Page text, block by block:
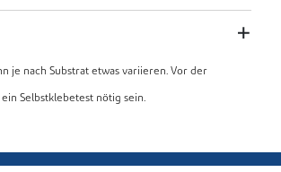
je nach Substrat etwas variieren. Vor der
Selbstklebetest nötig sein.